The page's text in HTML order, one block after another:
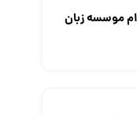
موسسه زبان